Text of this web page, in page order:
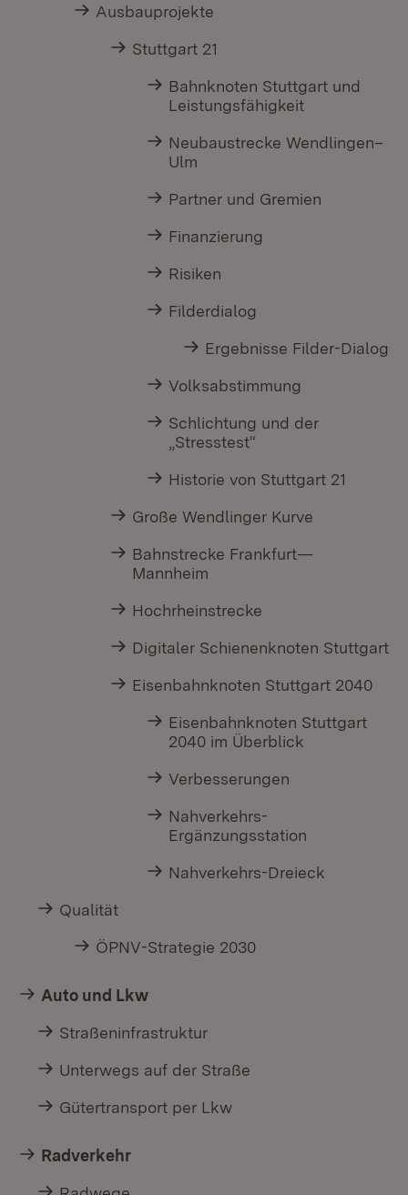
Ausbauprojekte
Stuttgart 21
Bahnknoten Stuttgart und
Leistungsfähigkeit
Neubaustrecke Wendlingen–
Ulm
Partner und Gremien
Finanzierung
Risiken
Filderdialog
Ergebnisse Filder-Dialog
Volksabstimmung
Schlichtung und der
„Stresstest“
Historie von Stuttgart 21
Große Wendlinger Kurve
Bahnstrecke Frankfurt—
Mannheim
Hochrheinstrecke
Digitaler Schienenknoten Stuttgart
Eisenbahnknoten Stuttgart 2040
Eisenbahnknoten Stuttgart
2040 im Überblick
Verbesserungen
Nahverkehrs-
Ergänzungsstation
Nahverkehrs-Dreieck
Qualität
ÖPNV-Strategie 2030
Auto und Lkw
Straßeninfrastruktur
Unterwegs auf der Straße
Gütertransport per Lkw
Radverkehr